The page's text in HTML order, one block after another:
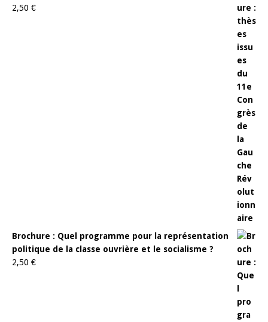
2,50 €
Brochure : Quel programme pour la représentation
politique de la classe ouvrière et le socialisme ?
2,50 €